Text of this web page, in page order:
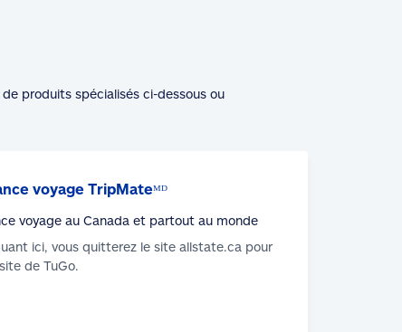
produits spécialisés ci-dessous ou
voyage TripMateᴹᴰ
voyage au Canada et partout au monde
ici, vous quitterez le site allstate.ca pour
de TuGo.